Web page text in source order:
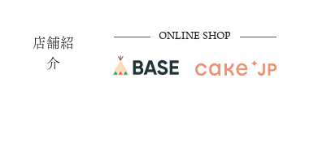
店舗紹
介
ONLINE SHOP